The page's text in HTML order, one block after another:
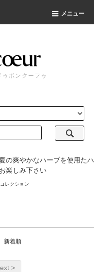
メニュー
ボンクーフゥ
の爽やかなハーブを使用たハ
楽しみ下さい
レクション
新着順
>